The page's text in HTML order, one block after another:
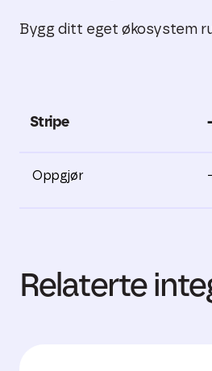
Bygg ditt eget økosystem
Stripe
Oppgjør
Relaterte